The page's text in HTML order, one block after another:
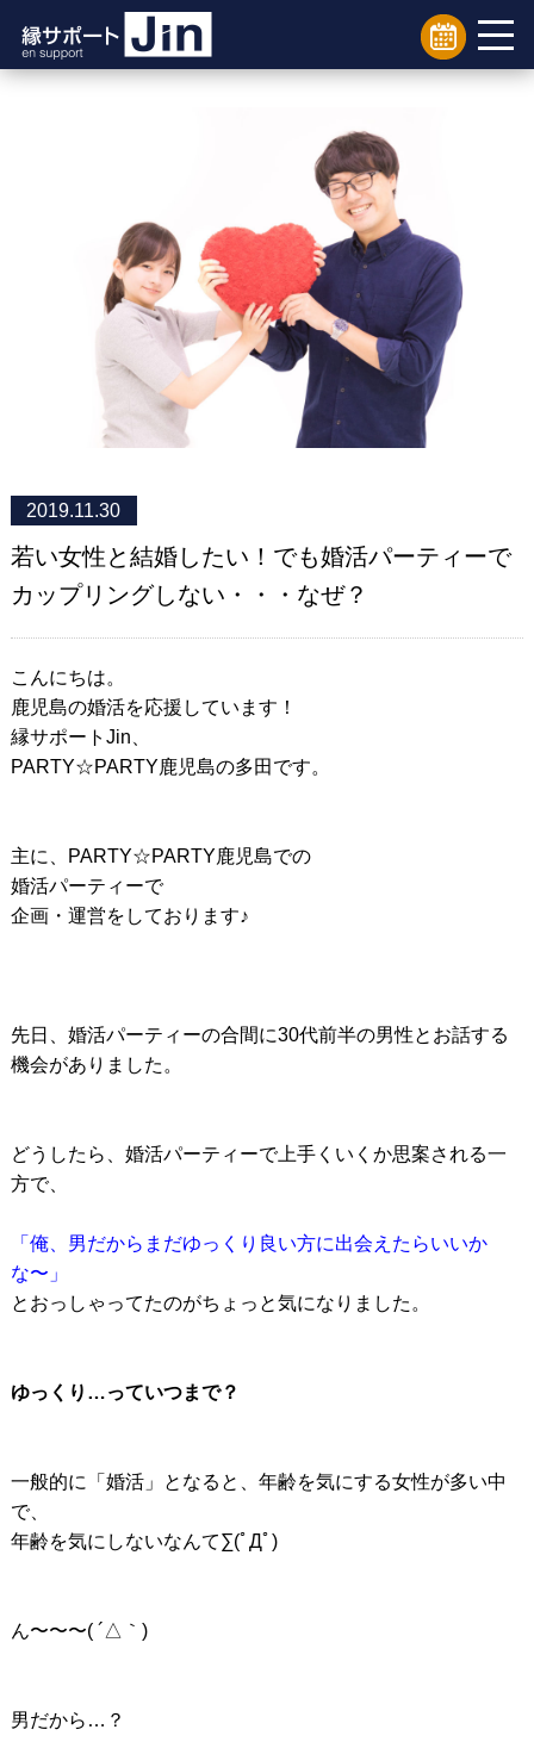
2019.11.30
若い女性と結婚したい！でも婚活パーティーで
カップリングしない・・・なぜ？
こんにちは。
鹿児島の婚活を応援しています！
縁サポートJin、
PARTY☆PARTY鹿児島の多田です。
主に、PARTY☆PARTY鹿児島での
婚活パーティーで
企画・運営をしております♪
先日、婚活パーティーの合間に30代前半の男性とお話する
機会がありました。
どうしたら、婚活パーティーで上手くいくか思案される一
方で、
「俺、男だからまだゆっくり良い方に出会えたらいいか
な〜」
とおっしゃってたのがちょっと気になりました。
ゆっくり…っていつまで？
一般的に「婚活」となると、年齢を気にする女性が多い中
で、
年齢を気にしないなんて∑(ﾟДﾟ)
ん〜〜〜( ´△｀)
男だから…？